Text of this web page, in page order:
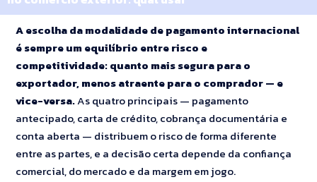
A escolha da modalidade de pagamento internacional
é sempre um equilíbrio entre risco e
competitividade: quanto mais segura para o
exportador, menos atraente para o comprador — e
vice-versa.As quatro principais — pagamento
antecipado, carta de crédito, cobrança documentária e
conta aberta — distribuem o risco de forma diferente
entre as partes, e a decisão certa depende da confiança
comercial, do mercado e da margem em jogo.